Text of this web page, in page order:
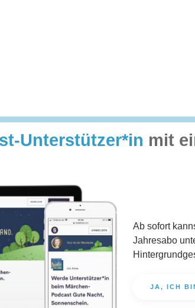
Unterstützer*in mit
Ab sofort
Jahresabo
JA, ICH